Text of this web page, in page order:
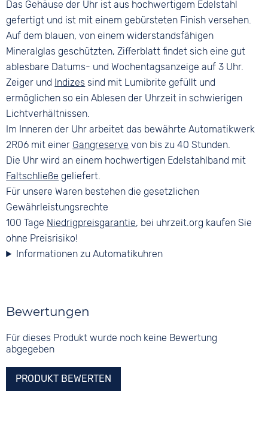
Das Gehäuse der Uhr ist aus hochwertigem Edelstahl
gefertigt und ist mit einem gebürsteten Finish versehen.
Auf dem blauen, von einem widerstandsfähigen
Mineralglas geschützten, Zifferblatt findet sich eine gut
ablesbare Datums- und Wochentagsanzeige auf 3 Uhr.
Zeiger und Indizes sind mit Lumibrite gefüllt und
ermöglichen so ein Ablesen der Uhrzeit in schwierigen
Lichtverhältnissen.
Im Inneren der Uhr arbeitet das bewährte Automatikwerk
2R06 mit einer Gangreserve von bis zu 40 Stunden.
Die Uhr wird an einem hochwertigen Edelstahlband mit
Faltschließe geliefert.
Für unsere Waren bestehen die gesetzlichen
Gewährleistungsrechte
100 Tage Niedrigpreisgarantie, bei uhrzeit.org kaufen Sie
ohne Preisrisiko!
Informationen zu Automatikuhren
Bewertungen
Für dieses Produkt wurde noch keine Bewertung
abgegeben
PRODUKT BEWERTEN